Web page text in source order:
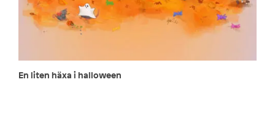
En liten häxa i halloween